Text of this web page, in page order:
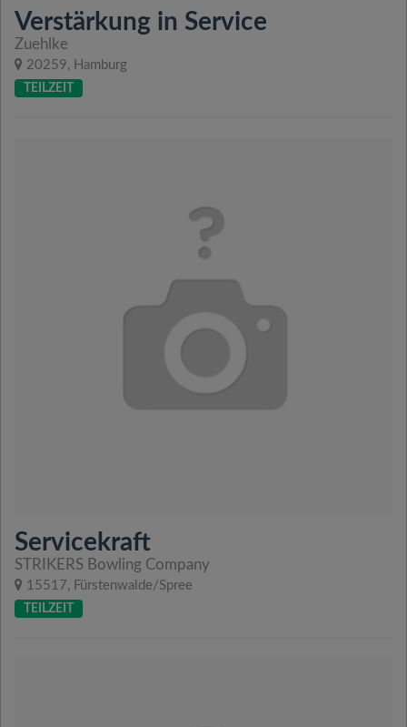
Verstärkung in Service
Zuehlke
20259, Hamburg
TEILZEIT
Servicekraft
STRIKERS Bowling Company
15517, Fürstenwalde/Spree
TEILZEIT